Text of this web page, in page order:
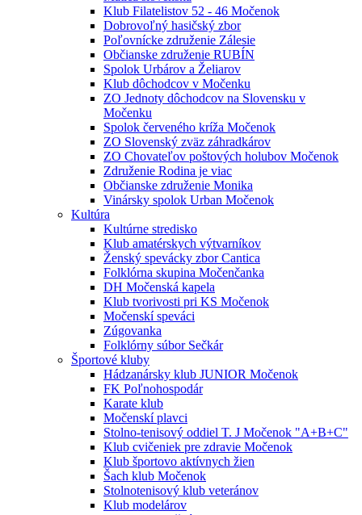
Klub Filatelistov 52 - 46 Močenok
Dobrovoľný hasičský zbor
Poľovnícke združenie Zálesie
Občianske združenie RUBÍN
Spolok Urbárov a Želiarov
Klub dôchodcov v Močenku
ZO Jednoty dôchodcov na Slovensku v
Močenku
Spolok červeného kríža Močenok
ZO Slovenský zväz záhradkárov
ZO Chovateľov poštových holubov Močenok
Združenie Rodina je viac
Občianske združenie Monika
Vinársky spolok Urban Močenok
Kultúra
Kultúrne stredisko
Klub amatérskych výtvarníkov
Ženský spevácky zbor Cantica
Folklórna skupina Močenčanka
DH Močenská kapela
Klub tvorivosti pri KS Močenok
Močenskí speváci
Zúgovanka
Folklórny súbor Sečkár
Športové kluby
Hádzanársky klub JUNIOR Močenok
FK Poľnohospodár
Karate klub
Močenskí plavci
Stolno-tenisový oddiel T. J Močenok "A+B+C"
Klub cvičeniek pre zdravie Močenok
Klub športovo aktívnych žien
Šach klub Močenok
Stolnotenisový klub veteránov
Klub modelárov